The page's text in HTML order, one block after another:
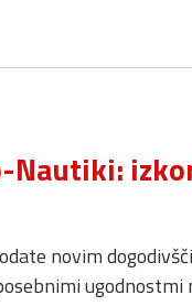
Nautiki:
novim